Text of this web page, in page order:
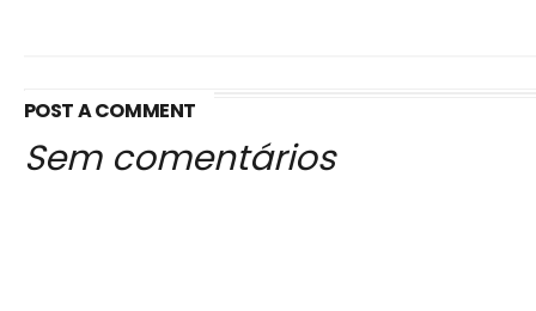
POST A COMMENT
Sem comentários